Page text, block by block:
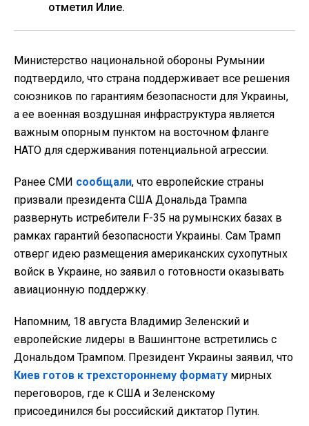
отметил Илие.
Министерство национальной обороны Румынии
подтвердило, что страна поддерживает все решения
союзников по гарантиям безопасности для Украины,
а ее военная воздушная инфраструктура является
важным опорным пунктом на восточном фланге
НАТО для сдерживания потенциальной агрессии.
Ранее СМИ сообщали, что европейские страны
призвали президента США Дональда Трампа
развернуть истребители F-35 на румынских базах в
рамках гарантий безопасности Украины. Сам Трамп
отверг идею размещения американских сухопутных
войск в Украине, но заявил о готовности оказывать
авиационную поддержку.
Напомним, 18 августа Владимир Зеленский и
европейские лидеры в Вашингтоне встретились с
Дональдом Трампом. Президент Украины заявил, что
Киев готов к трехстороннему формату мирных
переговоров, где к США и Зеленскому
присоединился бы российский диктатор Путин.